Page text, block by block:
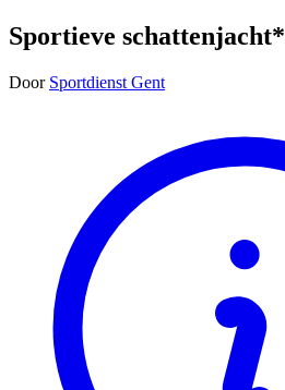
Sportieve schattenjacht*
Door Sportdienst Gent